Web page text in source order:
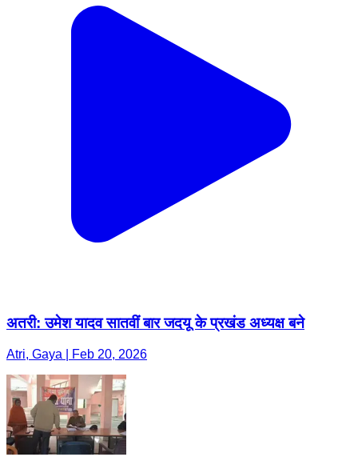
अतरी: उमेश यादव सातवीं बार जदयू के प्रखंड अध्यक्ष बने
Atri, Gaya | Feb 20, 2026